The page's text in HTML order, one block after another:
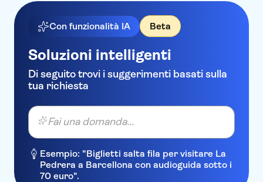
Con funzionalità IA Beta
Soluzioni intelligenti
Di seguito trovi i suggerimenti basati sulla
tua richiesta
Fai una domanda...
Esempio: "Biglietti salta fila per visitare La
Pedrera a Barcellona con audioguida sotto i
70 euro".